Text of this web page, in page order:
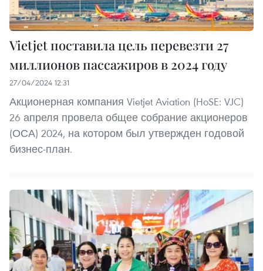
Vietjet поставила цель перевезти 27
миллионов пассажиров в 2024 году
27/04/2024 12:31
Акционерная компания Vietjet Aviation (HoSE: VJC)
26 апреля провела общее собрание акционеров
(ОСА) 2024, на котором был утвержден годовой
бизнес-план.